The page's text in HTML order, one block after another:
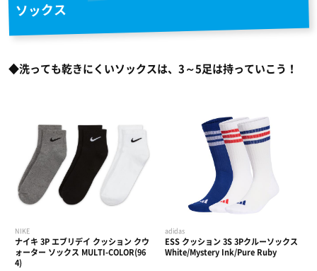
ソックス
◆洗っても乾きにくいソックスは、3～5足は持っていこう！
NIKE
ナイキ 3P エブリデイ クッション クウ
ォーター ソックス MULTI-COLOR(96
4)
adidas
ESS クッション 3S 3Pクルーソックス
White/Mystery Ink/Pure Ruby